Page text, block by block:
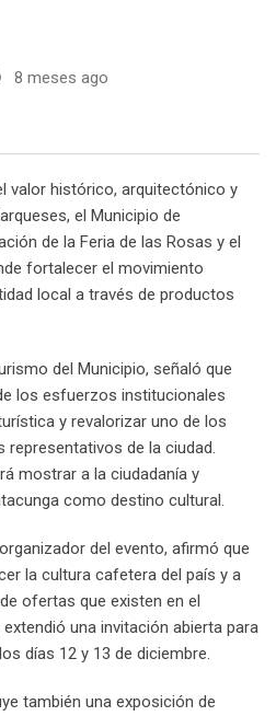
8 meses ago
valor histórico, arquitectónico y
el Municipio de
de la Feria de las Rosas y el
fortalecer el movimiento
local a través de productos
del Municipio, señaló que
los esfuerzos institucionales
y revalorizar uno de los
de la ciudad.
mostrar a la ciudadanía y
como destino cultural.
del evento, afirmó que
la cultura cafetera del país y a
ofertas que existen en el
una invitación abierta para
días 12 y 13 de diciembre.
también una exposición de